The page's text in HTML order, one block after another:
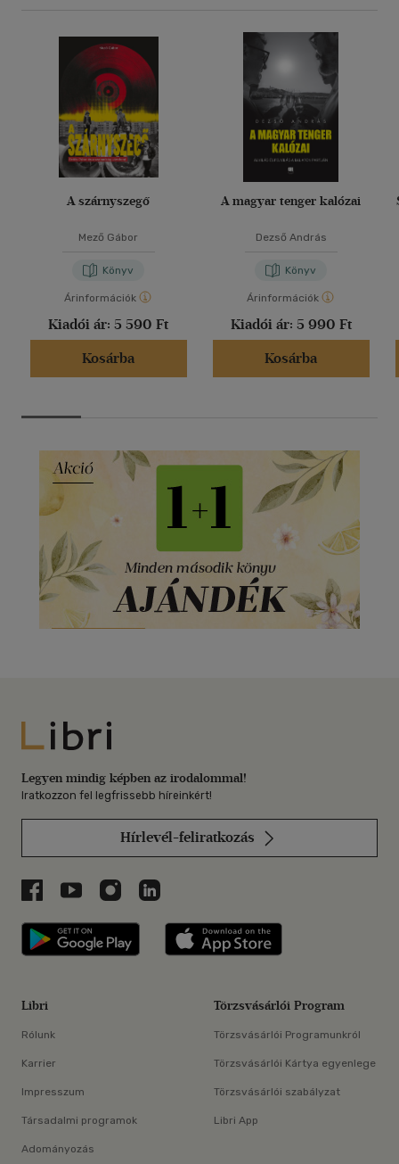
A szárnyszegő
Mező Gábor
Könyv
Árinformációk
Kiadói ár: 5 590 Ft
Kosárba
A magyar tenger kalózai
Dezső András
Könyv
Árinformációk
Kiadói ár: 5 990 Ft
Kosárba
Libri
Legyen mindig képben az irodalommal!
Iratkozzon fel legfrissebb híreinkért!
Hírlevél-feliratkozás
Libri a Facebookon
Libri a Youtube-on
Libri az Instagramon
Libri a LinkedInen
Libri applikáció Szerezd meg: Google
Libri
Rólunk
Karrier
Impresszum
Társadalmi programok
Adományozás
Törzsvásárlói Program
Törzsvásárlói Programunkról
Törzsvásárlói Kártya egyenlege
Törzsvásárlói szabályzat
Libri App